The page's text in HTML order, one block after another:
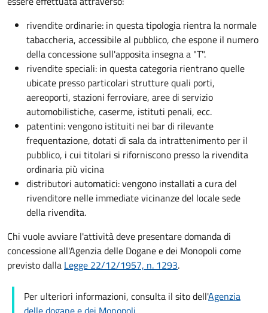
rivendite ordinarie: in questa tipologia rientra la normale
tabaccheria, accessibile al pubblico, che espone il numero
della concessione sull'apposita insegna a "T".
rivendite speciali: in questa categoria rientrano quelle
ubicate presso particolari strutture quali porti,
aereoporti, stazioni ferroviare, aree di servizio
automobilistiche, caserme, istituti penali, ecc.
patentini: vengono istituiti nei bar di rilevante
frequentazione, dotati di sala da intrattenimento per il
pubblico, i cui titolari si riforniscono presso la rivendita
ordinaria più vicina
distributori automatici: vengono installati a cura del
rivenditore nelle immediate vicinanze del locale sede
della rivendita.
Chi vuole avviare l'attività deve presentare domanda di
concessione all'Agenzia delle Dogane e dei Monopoli come
previsto dalla Legge 22/12/1957, n. 1293.
Per ulteriori informazioni, consulta il sito dell'Agenzia